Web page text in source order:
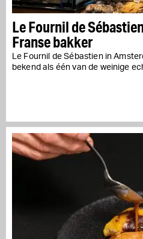
Le Fournil de
Franse bakker
Le Fournil de Sébastien in
bekend als één van de weinige